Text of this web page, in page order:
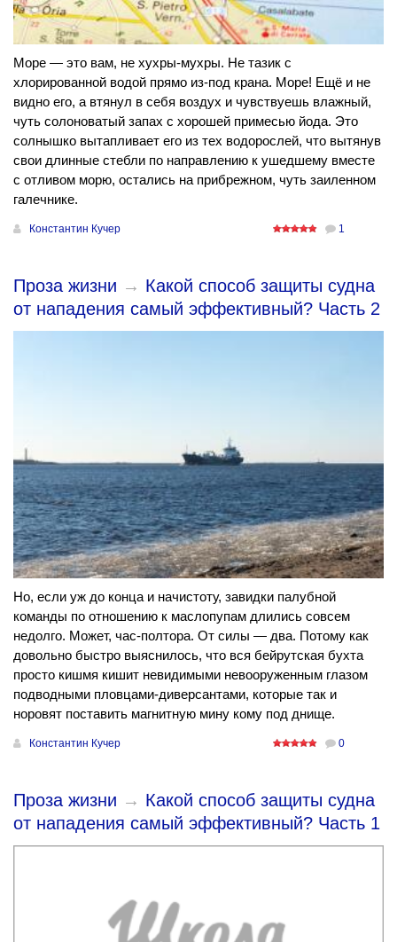
Море — это вам, не хухры-мухры. Не тазик с
хлорированной водой прямо из-под крана. Море! Ещё и не
видно его, а втянул в себя воздух и чувствуешь влажный,
чуть солоноватый запах с хорошей примесью йода. Это
солнышко вытапливает его из тех водорослей, что вытянув
свои длинные стебли по направлению к ушедшему вместе
с отливом морю, остались на прибрежном, чуть заиленном
галечнике.
Константин Кучер 1
Проза жизни → Какой способ защиты судна
от нападения самый эффективный? Часть 2
Но, если уж до конца и начистоту, завидки палубной
команды по отношению к маслопупам длились совсем
недолго. Может, час-полтора. От силы — два. Потому как
довольно быстро выяснилось, что вся бейрутская бухта
просто кишмя кишит невидимыми невооруженным глазом
подводными пловцами-диверсантами, которые так и
норовят поставить магнитную мину кому под днище.
Константин Кучер 0
Проза жизни → Какой способ защиты судна
от нападения самый эффективный? Часть 1